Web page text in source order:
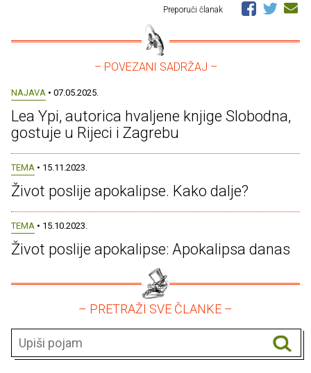
Preporuči članak
– POVEZANI SADRŽAJ –
NAJAVA • 07.05.2025.
Lea Ypi, autorica hvaljene knjige Slobodna,
gostuje u Rijeci i Zagrebu
TEMA • 15.11.2023.
Život poslije apokalipse. Kako dalje?
TEMA • 15.10.2023.
Život poslije apokalipse: Apokalipsa danas
– PRETRAŽI SVE ČLANKE –